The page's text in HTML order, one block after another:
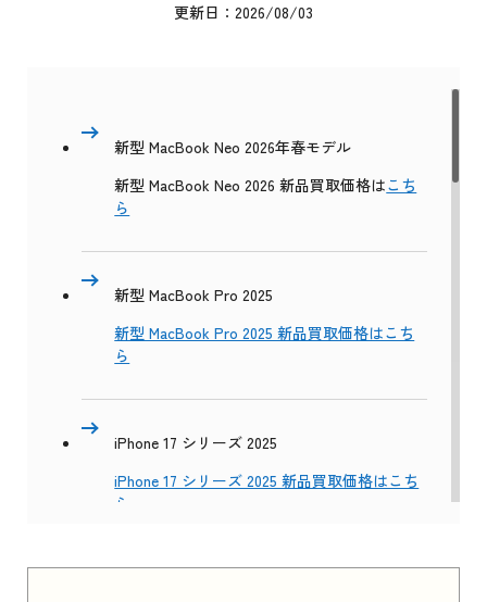
更新日：2026/08/03
新型 MacBook Neo 2026年春モデル
新型 MacBook Neo 2026 新品買取価格はこち
ら
新型 MacBook Pro 2025
新型 MacBook Pro 2025 新品買取価格はこち
ら
iPhone 17 シリーズ 2025
iPhone 17 シリーズ 2025 新品買取価格はこち
ら